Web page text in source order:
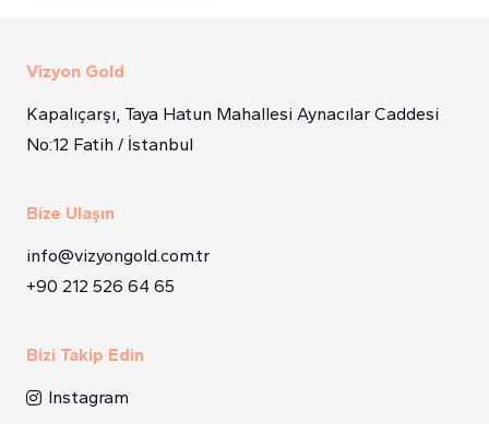
Vizyon Gold
Kapalıçarşı, Taya Hatun Mahallesi Aynacılar Caddesi
No:12 Fatih / İstanbul
Bize Ulaşın
info@vizyongold.com.tr
+90 212 526 64 65
Bizi Takip Edin
Instagram